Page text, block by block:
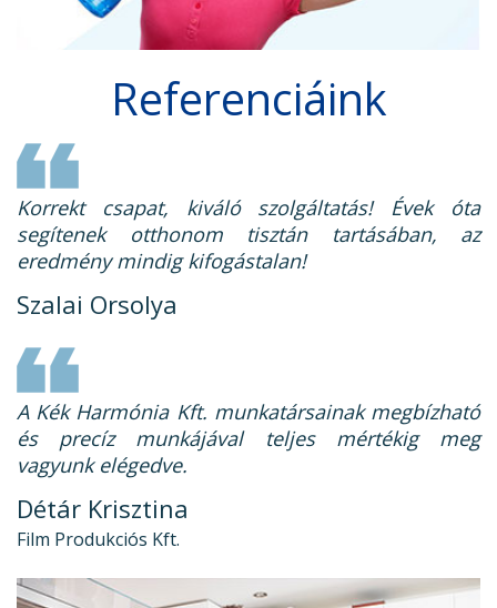
Referenciáink
Korrekt csapat, kiváló szolgáltatás! Évek óta
segítenek otthonom tisztán tartásában, az
eredmény mindig kifogástalan!
Szalai Orsolya
A Kék Harmónia Kft. munkatársainak megbízható
és precíz munkájával teljes mértékig meg
vagyunk elégedve.
Détár Krisztina
Film Produkciós Kft.